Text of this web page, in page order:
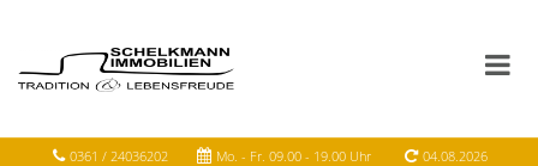
0361 / 24036202 Mo. - Fr. 09.00 - 19.00 Uhr
04.08.2026